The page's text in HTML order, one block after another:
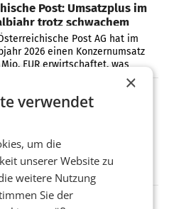
Post: Umsatzplus im
trotz schwachem
Post AG hat im
2026 einen Konzernumsatz
Mio. EUR erwirtschaftet, was
von 3,8 Prozent gegenüber dem
MEDIA
spart und macht
viel Gewinn
MAILAND/AMSTERDAM. Der
ProSiebenSat.1 hat im
Kostensenkungen operativ
gemacht und die
deutlich übertroffen.
×
verwendet
um die
unserer Website zu
weitere Nutzung
Sie der